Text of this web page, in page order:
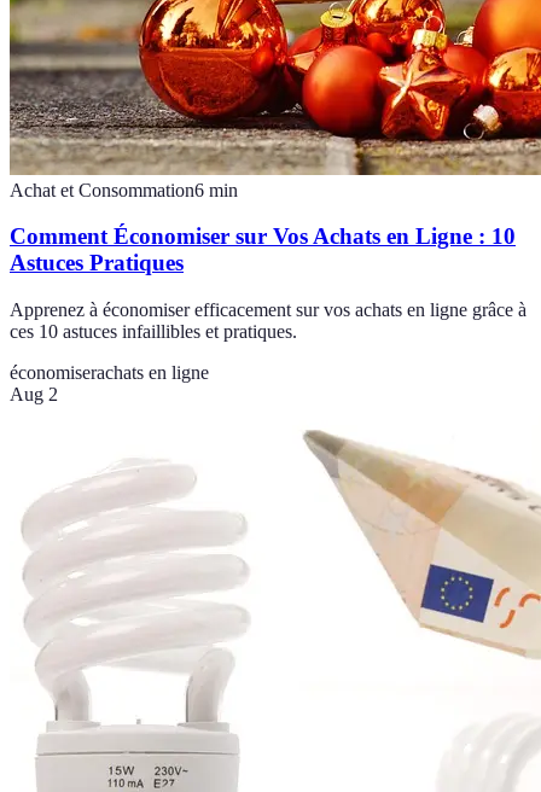
Achat et Consommation6 min
Comment Économiser sur Vos Achats en Ligne : 10
Astuces Pratiques
Apprenez à économiser efficacement sur vos achats en ligne grâce à
ces 10 astuces infaillibles et pratiques.
économiserachats en ligne
Aug 2